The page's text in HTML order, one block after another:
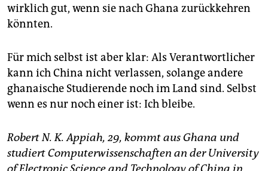
wirklich gut, wenn sie nach Ghana zurückkehren
könnten.
Für mich selbst ist aber klar: Als Verantwortlicher
kann ich China nicht verlassen, solange andere
ghanaische Studierende noch im Land sind. Selbst
wenn es nur noch einer ist: Ich bleibe.
Robert N. K. Appiah, 29, kommt aus Ghana und
studiert Computerwissenschaften an der University